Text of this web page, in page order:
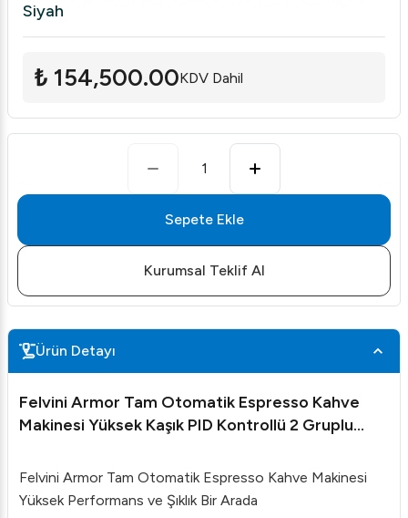
Siyah
₺ 154,500.00KDV Dahil
1
Sepete Ekle
Kurumsal Teklif Al
Ürün Detayı
Felvini Armor Tam Otomatik Espresso Kahve
Makinesi Yüksek Kaşık PID Kontrollü 2 Gruplu
Felvini Armor Tam Otomatik Espresso Kahve Makinesi
Yüksek Performans ve Şıklık Bir Arada